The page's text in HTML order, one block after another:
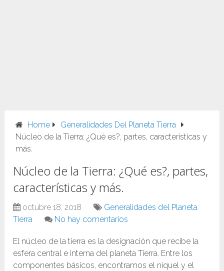
Home
Generalidades Del Planeta Tierra
Núcleo de la Tierra: ¿Qué es?, partes, características y
más.
Núcleo de la Tierra: ¿Qué es?, partes,
características y más.
octubre 18, 2018
Generalidades del Planeta
Tierra
No hay comentarios
El núcleo de la tierra es la designación que recibe la
esfera central e interna del planeta Tierra. Entre los
componentes básicos, encontramos el níquel y el